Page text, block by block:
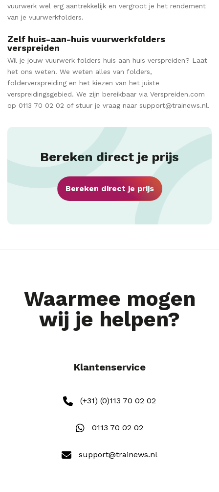
vuurwerk wel erg aantrekkelijk en vergroot je het rendement
van je vuurwerkfolders.
Zelf huis-aan-huis vuurwerkfolders
verspreiden
Wil je jouw vuurwerk folders huis aan huis verspreiden? Laat
het ons weten. We weten alles van folders,
folderverspreiding en het kiezen van het juiste
verspreidingsgebied. We zijn bereikbaar via Verspreiden.com
op 0113 70 02 02 of stuur je vraag naar support@trainews.nl.
Bereken direct je prijs
Bereken direct je prijs
Waarmee mogen
wij je helpen?
Klantenservice
(+31) (0)113 70 02 02
0113 70 02 02
support@trainews.nl